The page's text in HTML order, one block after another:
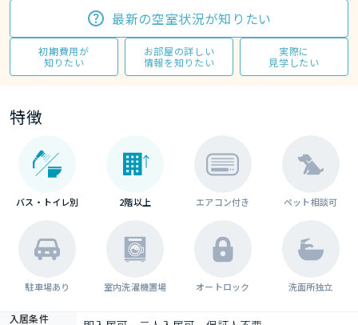
最新の空室状況が知りたい
初期費用が
知りたい
お部屋の詳しい
情報を知りたい
実際に
見学したい
特徴
バス・トイレ別 2階以上 エアコン付き ペット相談可
駐車場あり 室内洗濯機置場 オートロック 洗面所独立
入居条件